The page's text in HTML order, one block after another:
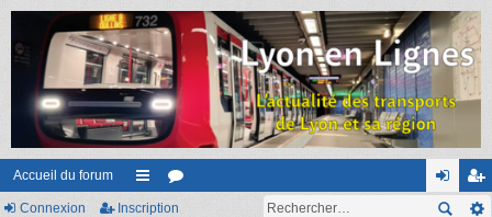
Accueil du forum
ac or on ns
Connexion Inscription